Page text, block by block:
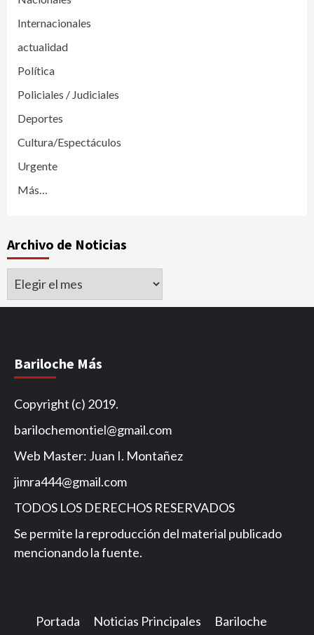
Internacionales
actualidad
Política
Policiales / Judiciales
Deportes
Cultura/Espectáculos
Urgente
Más…
Archivo de Noticias
Archivo
Bariloche Más
Copyright (c) 2019.
barilochemontiel@gmail.com
Web Master: Juan I. Montañez
jimra444@gmail.com
TODOS LOS DERECHOS RESERVADOS
Se permite la reproducción del material publicado
mencionando la fuente.
Portada Noticias Principales Bariloche